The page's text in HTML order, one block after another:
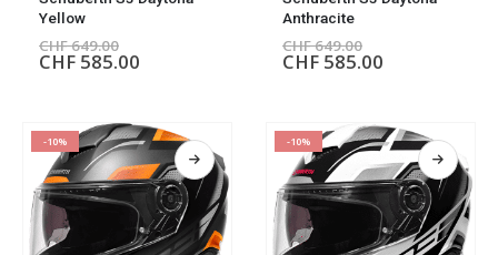
Yellow
CHF649.00
CHF 585.00
Anthracite
CHF649.00
CHF 585.00
-10% -10%